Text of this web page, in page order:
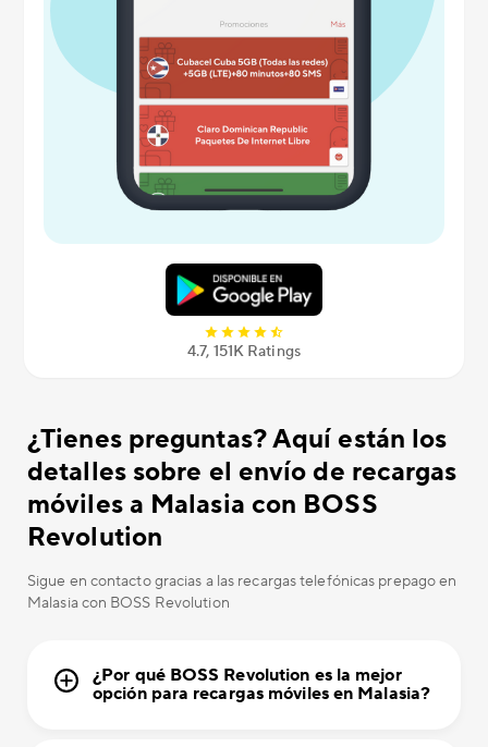
4.7, 151K Ratings
¿Tienes preguntas? Aquí están los
detalles sobre el envío de recargas
móviles a Malasia con BOSS
Revolution
Sigue en contacto gracias a las recargas telefónicas prepago en
Malasia con BOSS Revolution
¿Por qué BOSS Revolution es la mejor
opción para recargas móviles en Malasia?